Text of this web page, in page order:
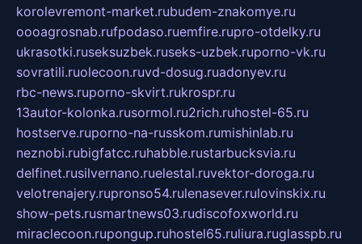
korolevremont-market.rubudem-znakomye.ru
oooagrosnab.rufpodaso.ruemfire.rupro-otdelky.ru
ukrasotki.ruseksuzbek.ruseks-uzbek.ruporno-vk.ru
sovratili.ruolecoon.ruvd-dosug.ruadonyev.ru
rbc-news.ruporno-skvirt.rukrospr.ru
13autor-kolonka.rusormol.ru2rich.ruhostel-65.ru
hostserve.ruporno-na-russkom.rumishinlab.ru
neznobi.rubigfatcc.ruhabble.rustarbucksvia.ru
delfinet.rusilvernano.ruelestal.ruvektor-doroga.ru
velotrenajery.rupronso54.rulenasever.rulovinskix.ru
show-pets.rusmartnews03.rudiscofoxworld.ru
miraclecoon.rupongup.ruhostel65.ruliura.ruglasspb.ru